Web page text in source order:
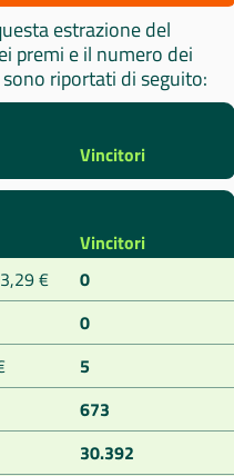
estrazione del
premi e il numero dei
riportati di seguito:
Vincitori
Vincitori
€
0
0
5
673
30.392